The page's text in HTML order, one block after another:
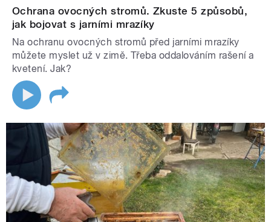
Ochrana ovocných stromů. Zkuste 5 způsobů,
jak bojovat s jarními mrazíky
Na ochranu ovocných stromů před jarními mrazíky
můžete myslet už v zimě. Třeba oddalováním rašení a
kvetení. Jak?